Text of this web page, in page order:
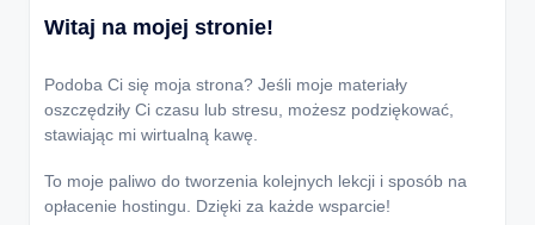
Witaj na mojej stronie!
Podoba Ci się moja strona? Jeśli moje materiały
oszczędziły Ci czasu lub stresu, możesz podziękować,
stawiając mi wirtualną kawę.
To moje paliwo do tworzenia kolejnych lekcji i sposób na
opłacenie hostingu. Dzięki za każde wsparcie!